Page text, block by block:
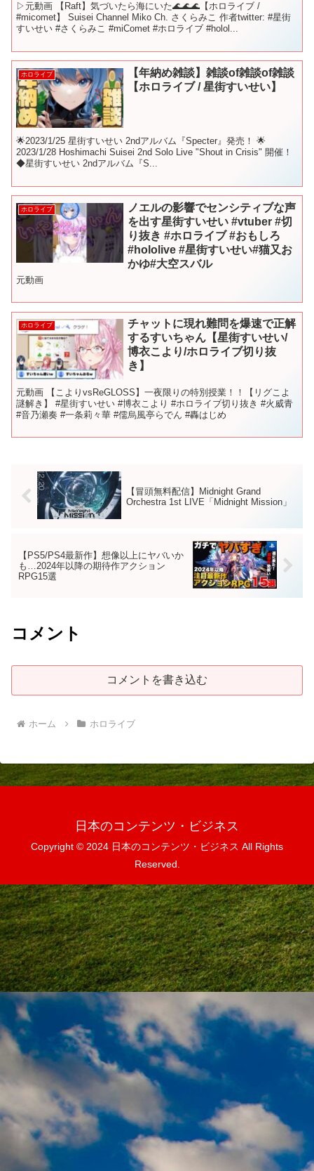
▷元動画 【Raft】気づいたら海にいた🌊🌊🌊【ホロライブ /
#micomet】 Suisei Channel Miko Ch. さくらみこ 作者twitter: #星街
すいせい #さくらみこ #miComet #ホロライブ #holol...
ホロライブ
【年納め雑談】雑談of雑談of雑談
【ホロライブ / 星街すいせい】
🌟2023/1/25 星街すいせい 2ndアルバム『Specter』発売！ 🌟
2023/1/28 Hoshimachi Suisei 2nd Solo Live "Shout in Crisis" 開催！
◆星街すいせい 2ndアルバム『S...
ホロライブ
ノエルの影響でセンシティブな声
を出す星街すいせい #vtuber #切
り抜き #ホロライブ #おもしろ
#hololive #星街すいせい#猫又お
かゆ#大空スバル
元動画
ホロライブ
チャットに現れ難問を爆速で正解
するすいちゃん【星街すいせい/
博衣こより/ホロライブ切り抜
き】
元動画 【こよりvsReGLOSS】一夜限りの特別授業！！【リグこよ
謎解き】 #星街すいせい #博衣こより #ホロライブ切り抜き #火威青
#音乃瀬奏 #一条莉々華 #儒烏風亭らでん #轟はじめ
【冒頭無料配信】Midnight Grand
Orchestra 1st LIVE「Midnight Mission」
【PS5/PS4最新作】想像以上にヤバいか
も…2024年以降の期待作アクション
RPG15選
コメント
コメントを書き込む
ホーム ホロライブ
日本のコンテンツ・ビジネス
Copyright © 2024 日本のコンテンツ・ビジネス All Rights
Reserved.